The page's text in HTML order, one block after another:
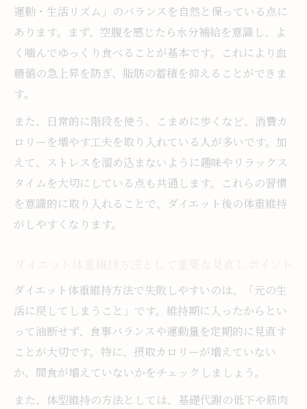
運動・生活リズム」のバランスを自然と保っている点に
あります。まず、空腹を感じたら水分補給を意識し、よ
く噛んでゆっくり食べることが基本です。これにより血
糖値の急上昇を防ぎ、脂肪の蓄積を抑えることができま
す。
また、日常的に階段を使う、こまめに歩くなど、消費カ
ロリーを増やす工夫を取り入れている人が多いです。加
えて、ストレスを溜め込まないように趣味やリラックス
タイムを大切にしている点も共通します。これらの習慣
を意識的に取り入れることで、ダイエット後の体重維持
がしやすくなります。
ダイエット体重維持方法として重要な見直しポイント
ダイエット体重維持方法で失敗しやすいのは、「元の生
活に戻してしまうこと」です。維持期に入ったからとい
って油断せず、食事バランスや運動量を定期的に見直す
ことが大切です。特に、摂取カロリーが増えていない
か、間食が増えていないかをチェックしましょう。
また、体型維持の方法としては、基礎代謝の低下や筋肉